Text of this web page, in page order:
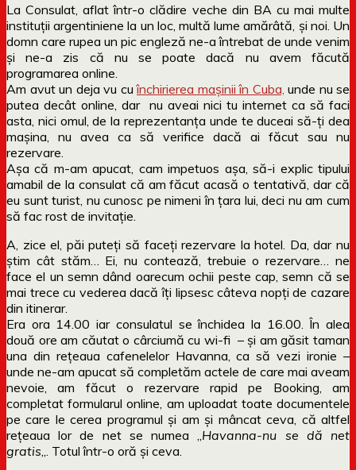
La Consulat, aflat într-o clădire veche din BA cu mai multe
instituții argentiniene la un loc, multă lume amărâtă, și noi. Un
domn care rupea un pic engleză ne-a întrebat de unde venim
și ne-a zis că nu se poate dacă nu avem făcută
programarea online.
Am avut un deja vu cuînchirierea mașinii în Cuba, unde nu se
putea decât online, dar nu aveai nici tu internet ca să faci
asta, nici omul, de la reprezentanța unde te duceai să-ți dea
mașina, nu avea ca să verifice dacă ai făcut sau nu
rezervare.
Așa că m-am apucat, cam impetuos așa, să-i explic tipului
amabil de la consulat că am făcut acasă o tentativă, dar că
eu sunt turist, nu cunosc pe nimeni în țara lui, deci nu am cum
să fac rost de invitație.
A, zice el, păi puteți să faceți rezervare la hotel. Da, dar nu
știm cât stăm… Ei, nu contează, trebuie o rezervare… ne
face el un semn dând oarecum ochii peste cap, semn că se
mai trece cu vederea dacă îți lipsesc câteva nopți de cazare
din itinerar.
Era ora 14.00 iar consulatul se închidea la 16.00. În alea
două ore am căutat o cârciumă cu wi-fi – și am găsit taman
una din rețeaua cafenelelor Havanna, ca să vezi ironie –
unde ne-am apucat să completăm actele de care mai aveam
nevoie, am făcut o rezervare rapid pe Booking, am
completat formularul online, am uploadat toate documentele
pe care le cerea programul și am și mâncat ceva, că altfel
rețeaua lor de net se numea „ Havanna-nu se dă net
gratis „. Totul într-o oră și ceva.